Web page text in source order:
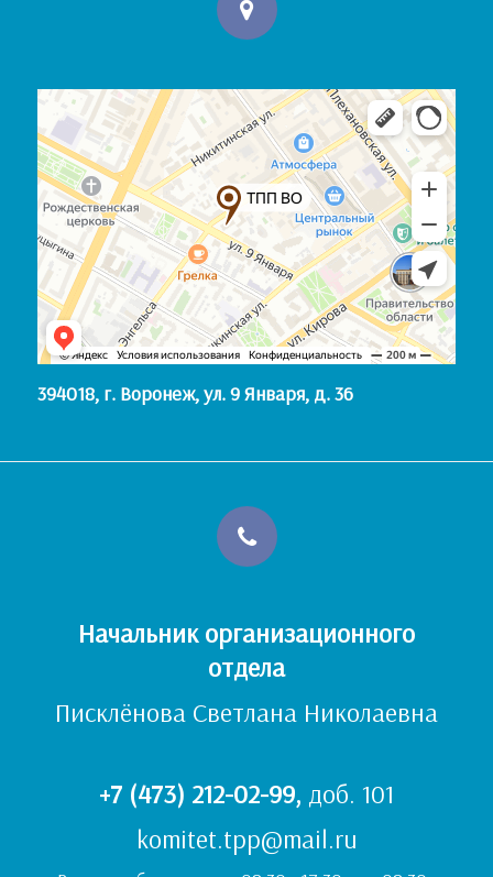
394018, г. Воронеж, ул. 9 Января, д. 36
Начальник организационного
отдела
Писклёнова Светлана Николаевна
+7 (473) 212-02-99, доб. 101
komitet.tpp@mail.ru